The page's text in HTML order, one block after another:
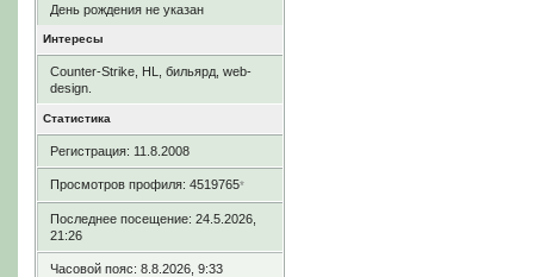
День рождения не указан
Интересы
Counter-Strike, HL, бильярд, web-
design.
Статистика
Регистрация: 11.8.2008
Просмотров профиля: 4519765*
Последнее посещение: 24.5.2026,
21:26
Часовой пояс: 8.8.2026, 9:33